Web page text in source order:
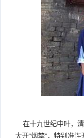
在十九世纪中叶，清
大开“烟禁”，特别准